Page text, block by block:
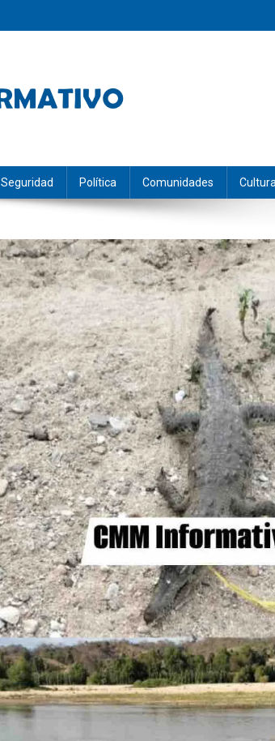
Seguridad Política Comunidades Cultura